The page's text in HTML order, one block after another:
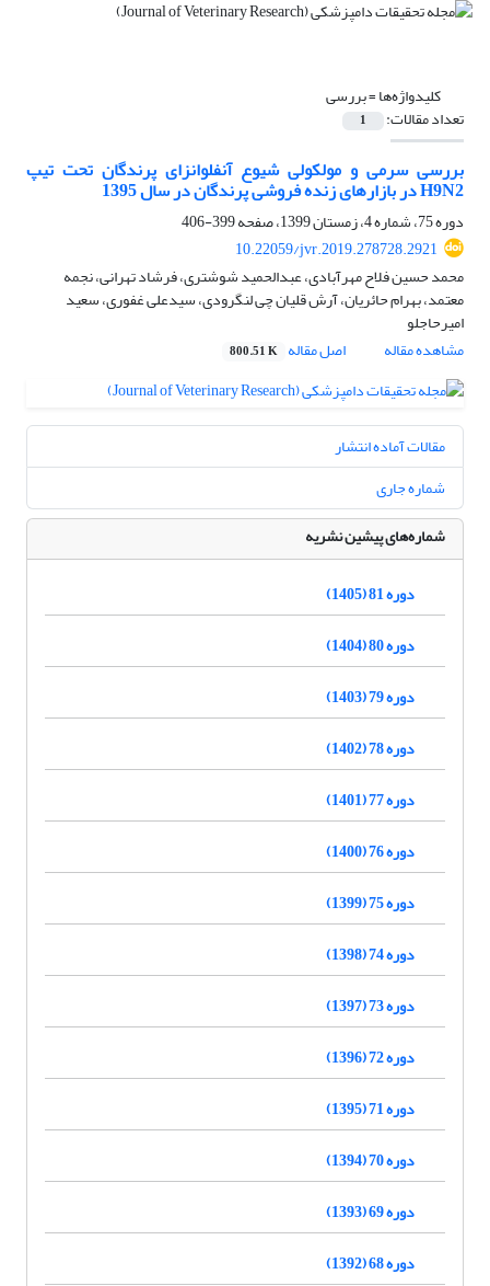
کلیدواژه‌ها =بررسی
تعداد مقالات: 1
بررسی سرمی و مولکولی شیوع آنفلوانزای پرندگان تحت تیپ
H9N2 در بازارهای زنده فروشی پرندگان در سال 1395
دوره 75، شماره 4، زمستان 1399، صفحه
399-406
10.22059/jvr.2019.278728.2921
محمد حسین فلاح مهرآبادی، عبدالحمید شوشتری، فرشاد تهرانی، نجمه
معتمد، بهرام حائریان، آرش قلیان چی لنگرودی، سیدعلی غفوری، سعید
امیرحاجلو
مشاهده مقاله
اصل مقاله 800.51 K
مقالات آماده انتشار
شماره جاری
شماره‌های پیشین نشریه
دوره 81 (1405)
دوره 80 (1404)
دوره 79 (1403)
دوره 78 (1402)
دوره 77 (1401)
دوره 76 (1400)
دوره 75 (1399)
دوره 74 (1398)
دوره 73 (1397)
دوره 72 (1396)
دوره 71 (1395)
دوره 70 (1394)
دوره 69 (1393)
دوره 68 (1392)